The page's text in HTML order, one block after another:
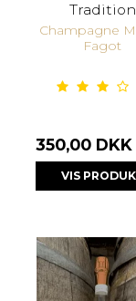
Tradition
Champagne
Fagot
350,00 DKK
VIS